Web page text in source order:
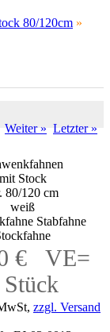
80/120cm »
Weiter » Letzter »
mit Stock
80/120 cm
weiß
Stabfahne
€ VE=
Stück
zzgl. Versand